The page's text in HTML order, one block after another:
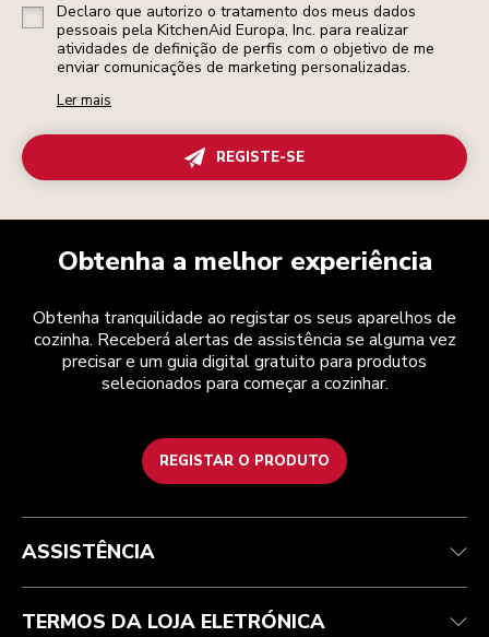
Declaro que autorizo o tratamento dos meus dados
pessoais pela KitchenAid Europa, Inc. para realizar
atividades de definição de perfis com o objetivo de me
enviar comunicações de marketing personalizadas.
Ler mais
REGISTE-SE
Obtenha a melhor experiência
Obtenha tranquilidade ao registar os seus aparelhos de
cozinha. Receberá alertas de assistência se alguma vez
precisar e um guia digital gratuito para produtos
selecionados para começar a cozinhar.
REGISTAR O PRODUTO
Health Check
Atendimento ao cliente
Acompanhar a sua encomenda
Garantia e documentos
Perguntas frequentes
Termos e condições
Envio e entrega
Devoluções e reembolsos
Marca
ODR
A marca
A nossa história
ASSISTÊNCIA
TERMOS DA LOJA ELETRÓNICA